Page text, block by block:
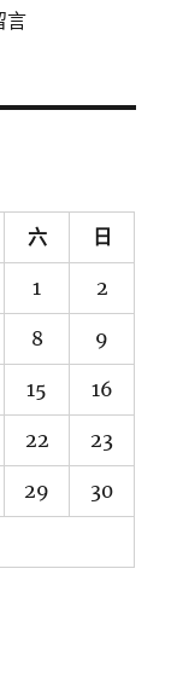
言
六 日
1 2
8 9
15 16
22 23
29 30